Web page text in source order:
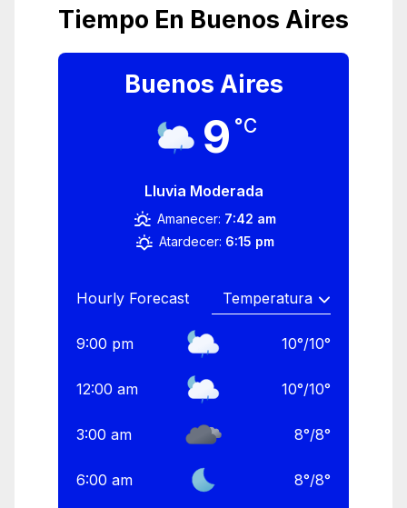
Tiempo En Buenos Aires
Buenos Aires
9 °C
Lluvia Moderada
Amanecer: 7:42 am
Atardecer: 6:15 pm
Hourly Forecast
9:00 pm 10°/10°
12:00 am 10°/10°
3:00 am 8°/8°
6:00 am 8°/8°